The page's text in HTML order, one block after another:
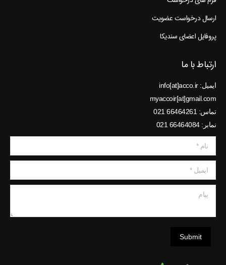
ارسال درخواست عضویت
پروفایل اعضای سندیکا
ارتباط با ما
ایمیل: info[at]acco.ir
myaccoir[at]gmail.com
تماس: 66464261 021
نمابر: 66464084 021
نام *
ایمیل *
Submit